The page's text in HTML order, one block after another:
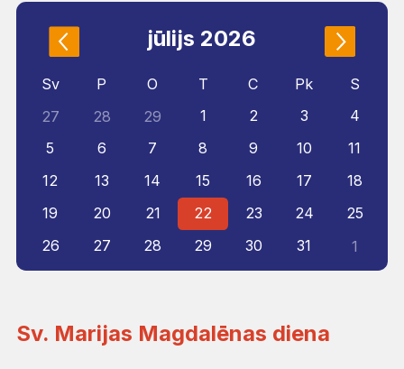
Sv. Marijas Magdalēnas diena
jūlijs 2026
Sv P O T C Pk
S
27
28 29 1 2 3
4
5
6 7 8 9 10
11
12
13 14 15 16 17
18
19
20 21 22 23 24
25
26
27 28 29 30 31 1